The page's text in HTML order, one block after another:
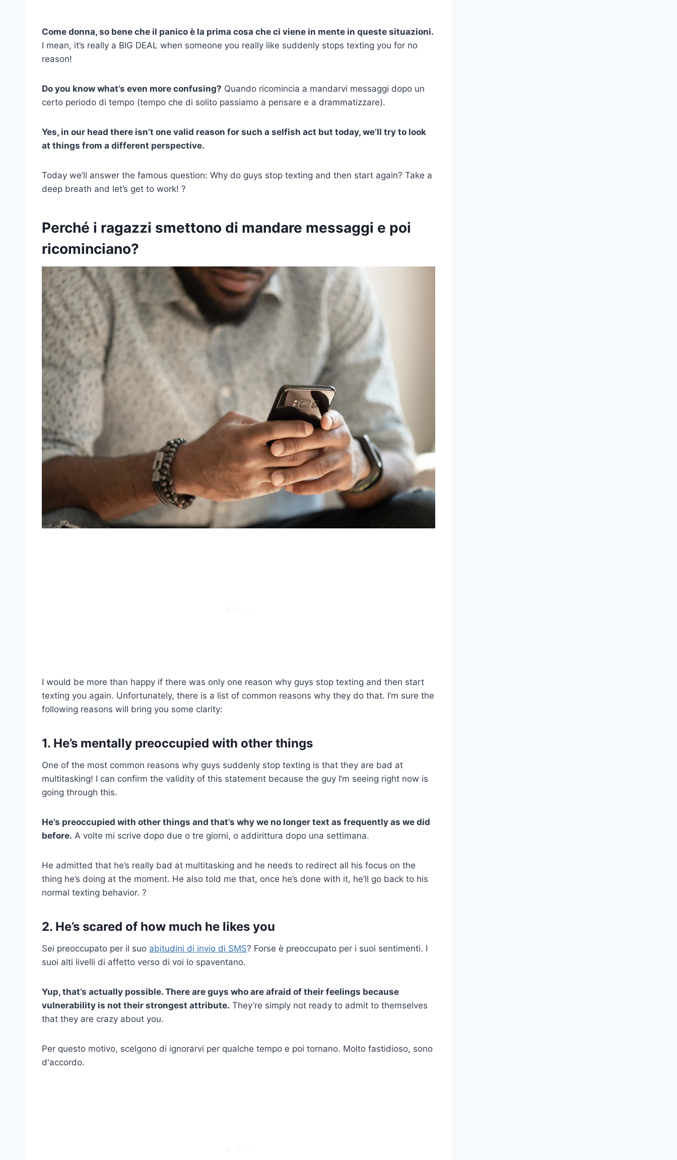
Come donna, so bene che il panico è la prima cosa che ci viene in mente in queste situazioni.
I mean, it’s really a BIG DEAL when someone you really like suddenly stops texting you for no
reason!
Do you know what’s even more confusing? Quando ricomincia a mandarvi messaggi dopo un
certo periodo di tempo (tempo che di solito passiamo a pensare e a drammatizzare).
Yes, in our head there isn’t one valid reason for such a selfish act but today, we’ll try to look
at things from a different perspective.
Today we’ll answer the famous question: Why do guys stop texting and then start again? Take a
deep breath and let’s get to work! ?
Perché i ragazzi smettono di mandare messaggi e poi
ricominciano?
I would be more than happy if there was only one reason why guys stop texting and then start
texting you again. Unfortunately, there is a list of common reasons why they do that. I’m sure the
following reasons will bring you some clarity:
1. He’s mentally preoccupied with other things
One of the most common reasons why guys suddenly stop texting is that they are bad at
multitasking! I can confirm the validity of this statement because the guy I’m seeing right now is
going through this.
He’s preoccupied with other things and that’s why we no longer text as frequently as we did
before. A volte mi scrive dopo due o tre giorni, o addirittura dopo una settimana.
He admitted that he’s really bad at multitasking and he needs to redirect all his focus on the
thing he’s doing at the moment. He also told me that, once he’s done with it, he’ll go back to his
normal texting behavior. ?
2. He’s scared of how much he likes you
Sei preoccupato per il suo abitudini di invio di SMS? Forse è preoccupato per i suoi sentimenti. I
suoi alti livelli di affetto verso di voi lo spaventano.
Yup, that’s actually possible. There are guys who are afraid of their feelings because
vulnerability is not their strongest attribute. They’re simply not ready to admit to themselves
that they are crazy about you.
Per questo motivo, scelgono di ignorarvi per qualche tempo e poi tornano. Molto fastidioso, sono
d'accordo.